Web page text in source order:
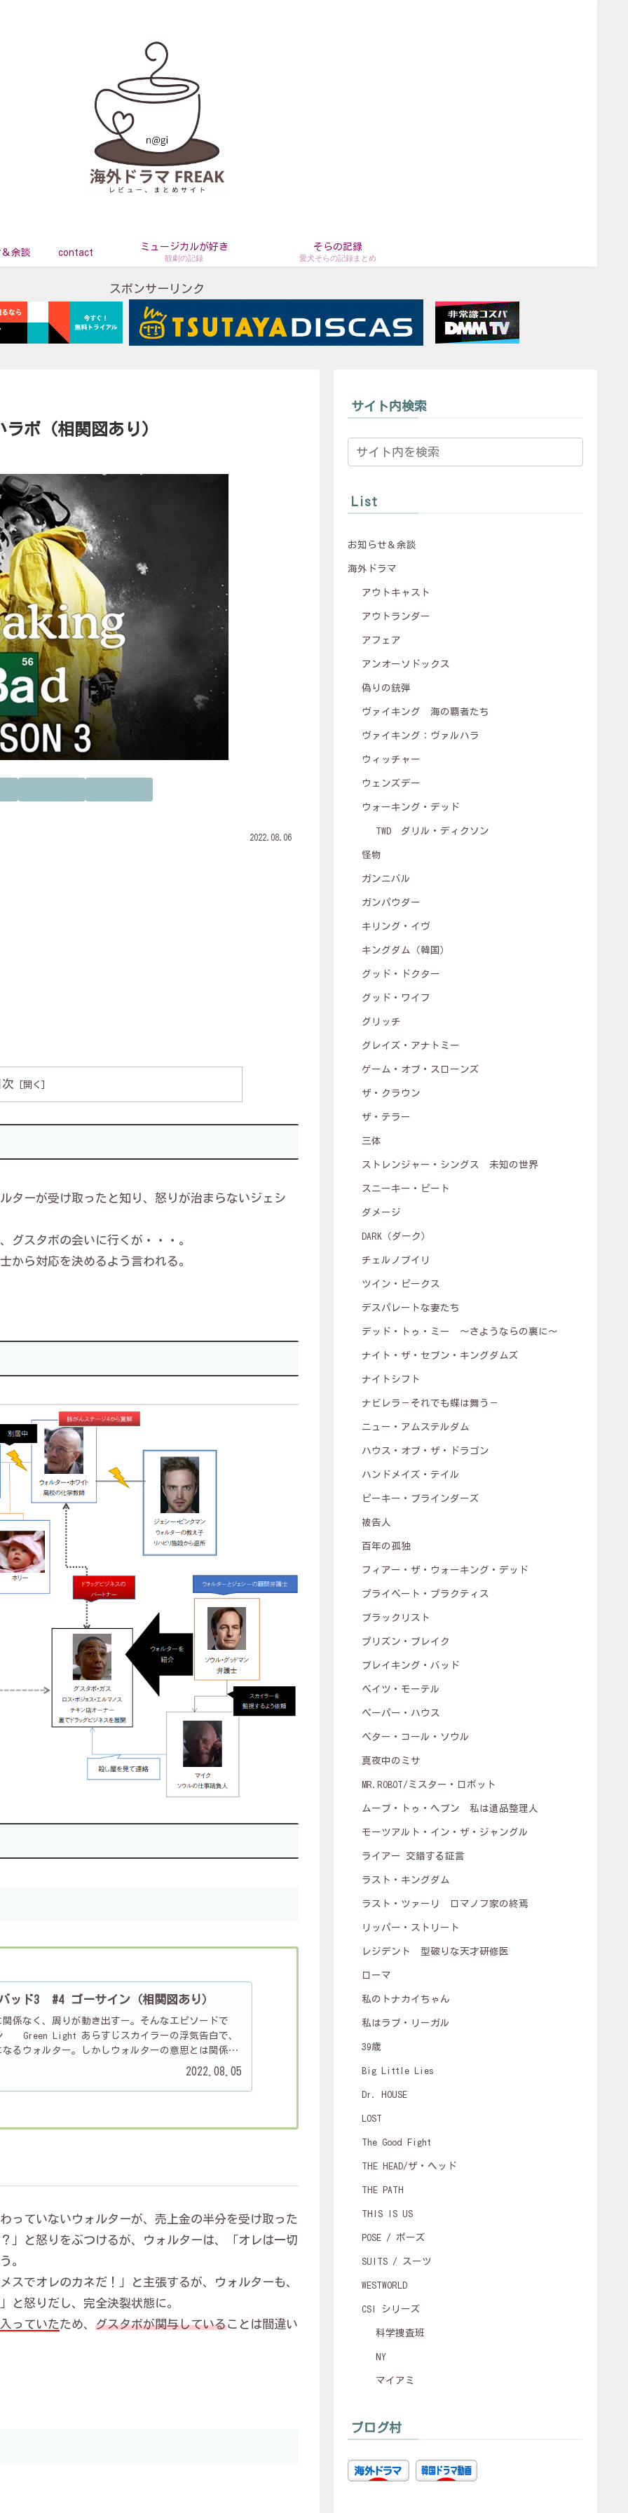
余談 contact
ミュージカルが好き
観劇の記録
そらの記録
愛犬そらの記録まとめ
スポンサーリンク
ボ（相関図あり）
2022.08.06
ターが受け取ったと知り、怒りが治まらないジェシ
グスタボの会いに行くが・・・。
から対応を決めるよう言われる。
ッド3 #4 ゴーサイン（相関図あり）
係なく、周りが動き出すー。そんなエピソードで
Green Light あらすじスカイラーの浮気告白で、
るウォルター。しかしウォルターの意思とは関係な
2022.08.05
っていないウォルターが、 売上金の半分を受け取った
」と怒りをぶつけるが、ウォルターは、「オレは一切
。
スでオレのカネだ！」と主張するが、ウォルターも、
と怒りだし、完全決裂状態に。
っていたため、 グスタボが関与していることは間違い
サイト内検索
List
お知らせ＆余談
海外ドラマ
アウトキャスト
アウトランダー
アフェア
アンオーソドックス
偽りの銃弾
ヴァイキング 海の覇者たち
ヴァイキング：ヴァルハラ
ウィッチャー
ウェンズデー
ウォーキング・デッド
TWD ダリル・ディクソン
怪物
ガンニバル
ガンパウダー
キリング・イヴ
キングダム（韓国）
グッド・ドクター
グッド・ワイフ
グリッチ
グレイズ・アナトミー
ゲーム・オブ・スローンズ
ザ・クラウン
ザ・テラー
三体
ストレンジャー・シングス 未知の世界
スニーキー・ピート
ダメージ
DARK（ダーク）
チェルノブイリ
ツイン・ピークス
デスパレートな妻たち
デッド・トゥ・ミー ～さようならの裏に～
ナイト・ザ・セブン・キングダムズ
ナイトシフト
ナビレラ－それでも蝶は舞う－
ニュー・アムステルダム
ハウス・オブ・ザ・ドラゴン
ハンドメイズ・テイル
ピーキー・ブラインダーズ
被告人
百年の孤独
フィアー・ザ・ウォーキング・デッド
プライベート・プラクティス
ブラックリスト
プリズン・ブレイク
ブレイキング・バッド
ベイツ・モーテル
ペーパー・ハウス
ベター・コール・ソウル
真夜中のミサ
MR.ROBOT/ミスター・ロボット
ムーブ・トゥ・ヘブン 私は遺品整理人
モーツアルト・イン・ザ・ジャングル
ライアー 交錯する証言
ラスト・キングダム
ラスト・ツァーリ ロマノフ家の終焉
リッパー・ストリート
レジデント 型破りな天才研修医
ローマ
私のトナカイちゃん
私はラブ・リーガル
39歳
Big Little Lies
Dr. HOUSE
LOST
The Good Fight
THE HEAD/ザ・ヘッド
THE PATH
THIS IS US
POSE / ポーズ
SUITS / スーツ
WESTWORLD
CSI シリーズ
科学捜査班
NY
マイアミ
ブログ村